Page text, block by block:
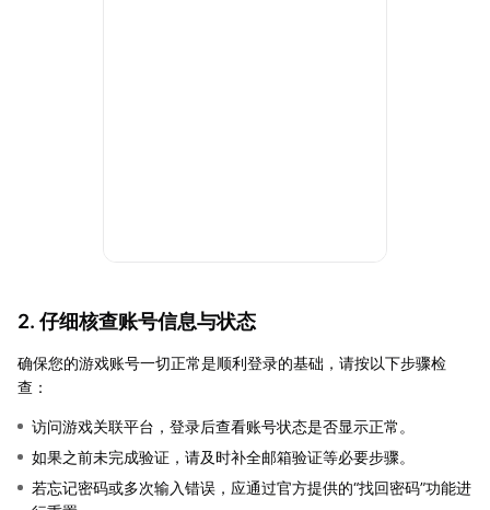
2. 仔细核查账号信息与状态
确保您的游戏账号一切正常是顺利登录的基础，请按以下步骤检
查：
访问游戏关联平台，登录后查看账号状态是否显示正常。
如果之前未完成验证，请及时补全邮箱验证等必要步骤。
若忘记密码或多次输入错误，应通过官方提供的“找回密码”功能进